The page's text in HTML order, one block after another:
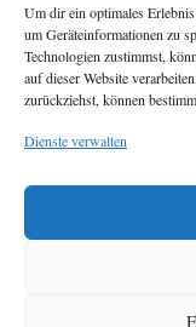
Um dir ein optimales
um Geräteinformationen zu
Technologien zustimmst,
auf dieser Website
zurückziehst, können
Dienste verwalten